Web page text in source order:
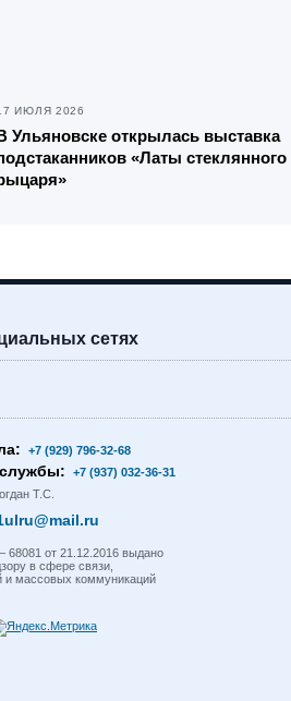
ИЮЛЯ 2026
Ульяновске открылась выставка
«Латы стеклянного
сетях
+7 (929) 796-32-68
+7 (937) 032-36-31
Т.С.
от 21.12.2016 выдано
в сфере связи,
и массовых коммуникаций